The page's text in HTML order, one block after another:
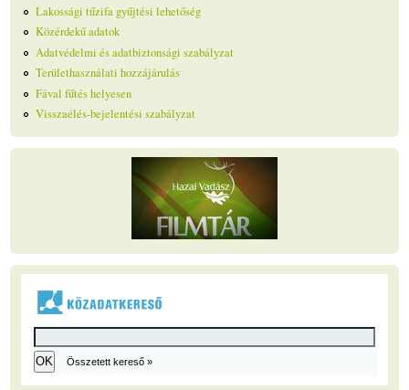
Lakossági tűzifa gyűjtési lehetőség
Közérdekű adatok
Adatvédelmi és adatbiztonsági szabályzat
Területhasználati hozzájárulás
Fával fűtés helyesen
Visszaélés-bejelentési szabályzat
Összetett kereső »